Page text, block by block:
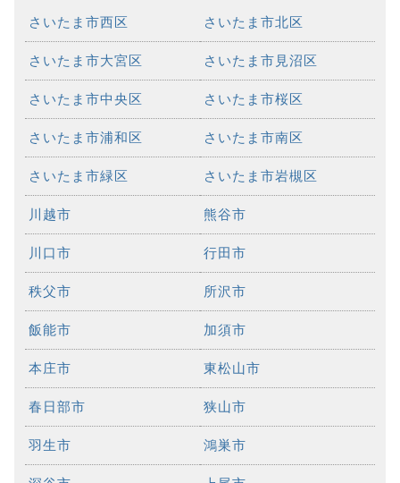
さいたま市西区 さいたま市北区
さいたま市大宮区 さいたま市見沼区
さいたま市中央区 さいたま市桜区
さいたま市浦和区 さいたま市南区
さいたま市緑区 さいたま市岩槻区
川越市 熊谷市
川口市 行田市
秩父市 所沢市
飯能市 加須市
本庄市 東松山市
春日部市 狭山市
羽生市 鴻巣市